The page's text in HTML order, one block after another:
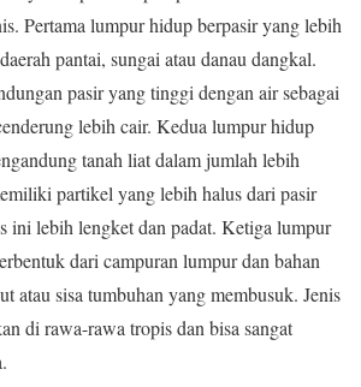
Pertama lumpur hidup berpasir yang lebih
pantai, sungai atau danau dangkal.
pasir yang tinggi dengan air sebagai
lebih cair. Kedua lumpur hidup
tanah liat dalam jumlah lebih
partikel yang lebih halus dari pasir
ini lebih lengket dan padat. Ketiga lumpur
dari campuran lumpur dan bahan
atau sisa tumbuhan yang membusuk. Jenis
di rawa-rawa tropis dan bisa sangat